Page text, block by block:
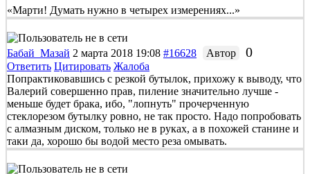
«Марти! Думать нужно в четырех измерениях...»
Бабай_Мазай 2 марта 2018 19:08 #16628 Автор 0
Ответить Цитировать Жалоба
Попрактиковавшись с резкой бутылок, прихожу к выводу, что
Валерий совершенно прав, пиление значительно лучше -
меньше будет брака, ибо, "лопнуть" прочерченную
стеклорезом бутылку ровно, не так просто. Надо попробовать
с алмазным диском, только не в руках, а в похожей станине и
таки да, хорошо бы водой место реза омывать.